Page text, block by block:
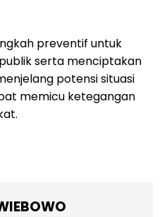
preventif untuk
serta menciptakan
potensi situasi
memicu ketegangan